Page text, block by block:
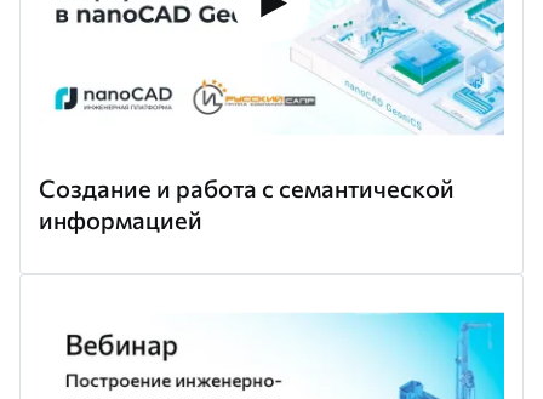
Создание и работа с семантической
информацией